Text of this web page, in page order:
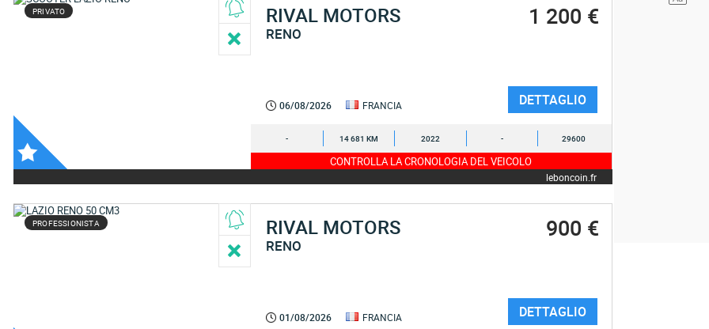
PRIVATO RIVAL MOTORS
RENO
1 200 €
06/08/2026 FRANCIA DETTAGLIO
- 14 681 KM 2022 - 29600
CONTROLLA LA CRONOLOGIA DEL VEICOLO
leboncoin.fr
PROFESSIONISTA RIVAL MOTORS
RENO
900 €
01/08/2026 FRANCIA DETTAGLIO